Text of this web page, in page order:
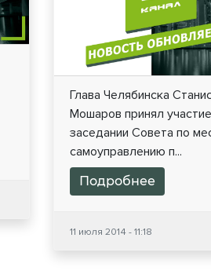
Глава Челябинска
Мошаров принял
заседании Совета по
самоуправлению п...
Подробнее
11 июля 2014 - 11:18